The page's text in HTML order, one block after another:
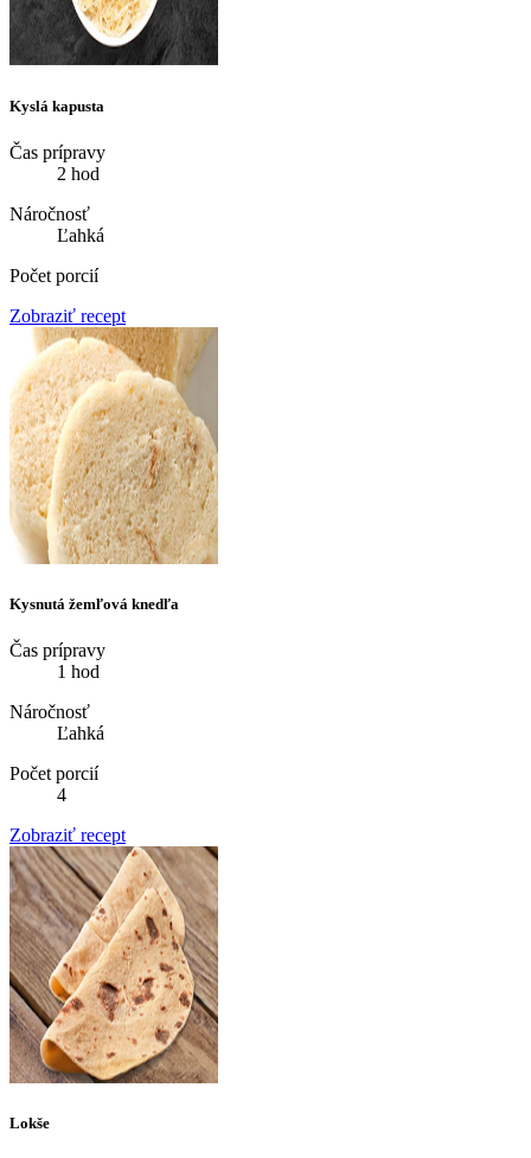
Kyslá kapusta
Čas prípravy
2 hod
Náročnosť
Ľahká
Počet porcií
Zobraziť recept
Kysnutá žemľová knedľa
Čas prípravy
1 hod
Náročnosť
Ľahká
Počet porcií
4
Zobraziť recept
Lokše